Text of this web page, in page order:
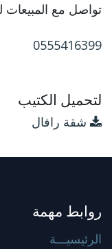
تواصل مع المبيعات
0555416399
لتحميل الكتيب
شقة رافال
روابط مهمة
الرئيسيـــة